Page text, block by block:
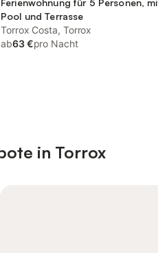
Ferienwohnung für 5 Personen,
Pool und Terrasse
Torrox Costa, Torrox
ab63 €pro Nacht
in Torrox